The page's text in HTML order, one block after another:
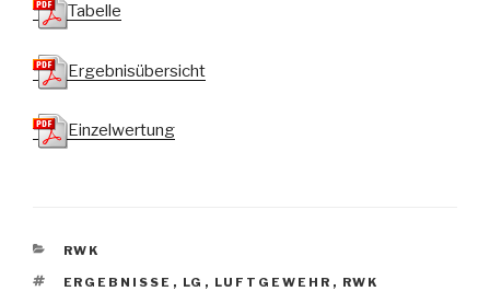
Tabelle
Ergebnisübersicht
Einzelwertung
KATEGORIEN
RWK
SCHLAGWÖRTER
ERGEBNISSE , LG , LUFTGEWEHR , RWK